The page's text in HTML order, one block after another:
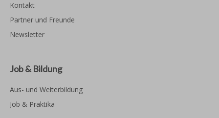
Kontakt
Partner und Freunde
Newsletter
Job & Bildung
Aus- und Weiterbildung
Job & Praktika